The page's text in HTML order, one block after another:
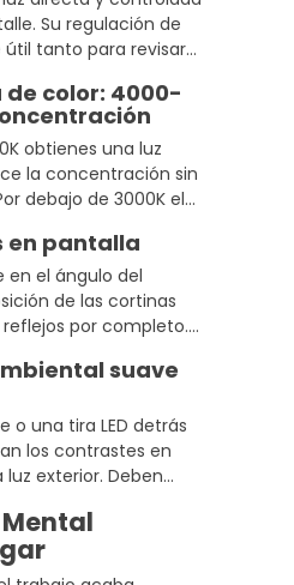
Su regulación de
tanto para revisar
con menos luz por
color: 4000-
obtienes una luz
la concentración sin
debajo de 3000K el
puede generar
en pantalla
en el ángulo del
de las cortinas
por completo.
de lo que ya
suave
o una tira LED detrás
los contrastes en
exterior. Deben
lumínica.